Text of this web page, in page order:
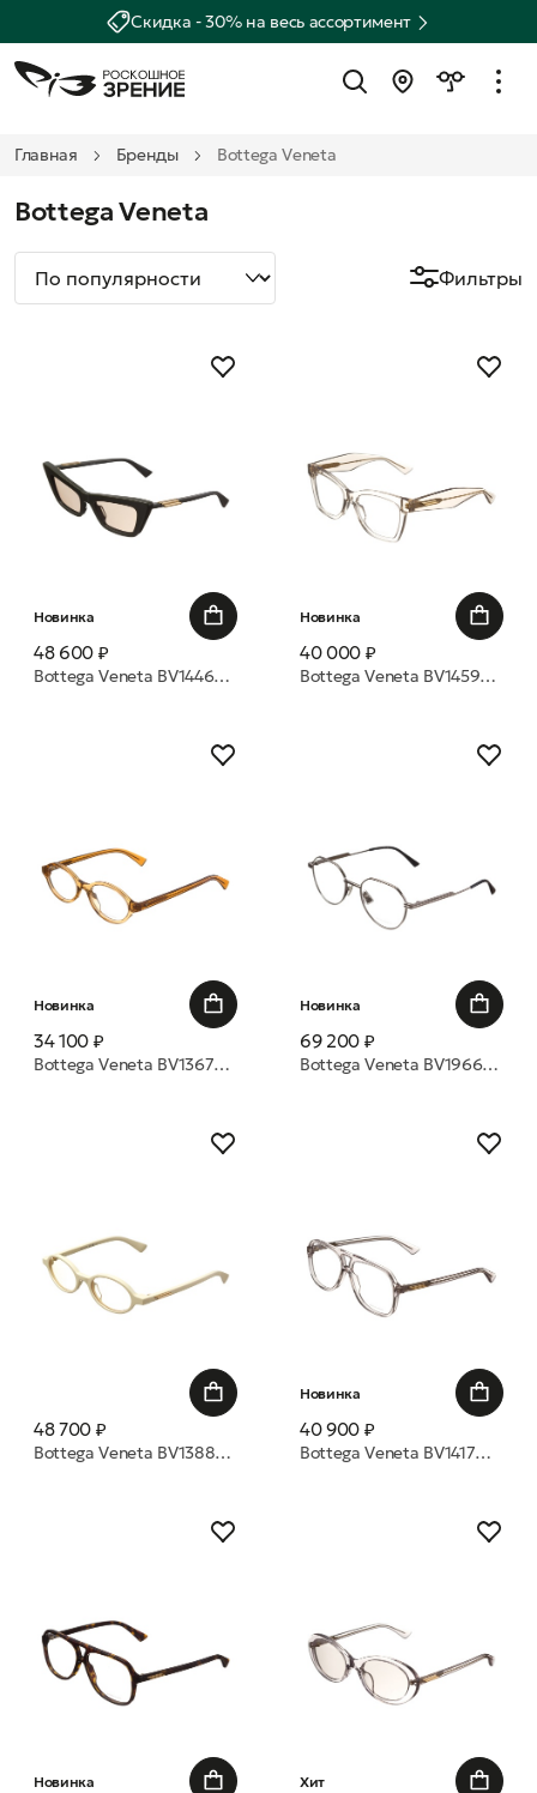
Скидка - 30% на весь ассортимент
Главная Бренды Bottega Veneta
Bottega Veneta
Фильтры
Новинка
48 600 ₽
Bottega Veneta BV1446S 005 53 очки с/з
Новинка
40 000 ₽
Bottega Veneta BV1459O 003 52 оправа
Новинка
34 100 ₽
Bottega Veneta BV1367O 005 50 оправа
Новинка
69 200 ₽
Bottega Veneta BV1966S 002 50 очки с/з
48 700 ₽
Bottega Veneta BV1388S 008 47 очки с/з
Новинка
40 900 ₽
Bottega Veneta BV1417O 003 56 оправа
Новинка Хит